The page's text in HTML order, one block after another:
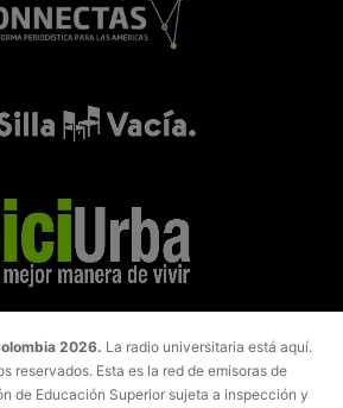
2026. La radio universitaria está aquí.
reservados. Esta es la red de emisoras de
de Educación Superior sujeta a inspección y